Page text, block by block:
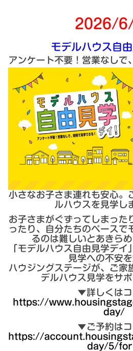
2026/
モデルハウス自
アンケート不要！営業なしで
小さなお子さま連れも安心。
ルハウスを見学し
お子さまがぐずってしまった
ったり、自分たちのペースで
るのは難しいとあきら
「モデルハウス自由見学デイ
見学への不安を
ハウジングステージが、ご家
デルハウス見学をサポ
▼詳しくはコ
https://
day/
▼ご予約はコ
https://
day/5/